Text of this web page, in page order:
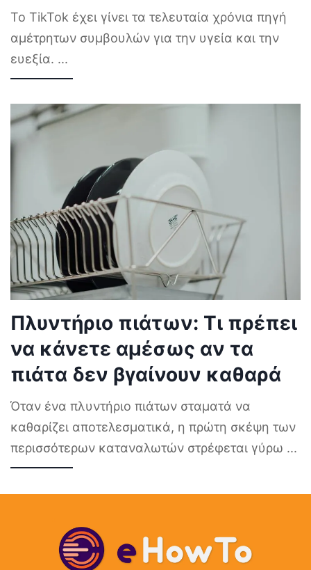
Το TikTok έχει γίνει τα τελευταία χρόνια πηγή
αμέτρητων συμβουλών για την υγεία και την
ευεξία. ...
Πλυντήριο πιάτων: Τι πρέπει
να κάνετε αμέσως αν τα
πιάτα δεν βγαίνουν καθαρά
Όταν ένα πλυντήριο πιάτων σταματά να
καθαρίζει αποτελεσματικά, η πρώτη σκέψη των
περισσότερων καταναλωτών στρέφεται γύρω ...